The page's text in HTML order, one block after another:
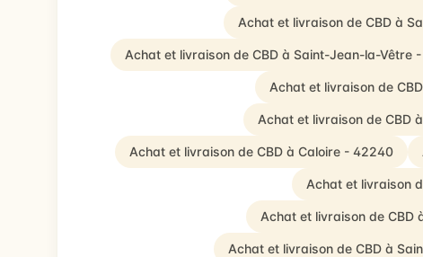
Achat et livraison de CBD à
Achat et livraison de CBD à Saint-Jean-la-Vêtre
Achat et livraison de
Achat et livraison de CBD
Achat et livraison de CBD à Caloire - 42240
Achat et livraison
Achat et livraison de CBD
Achat et livraison de CBD à